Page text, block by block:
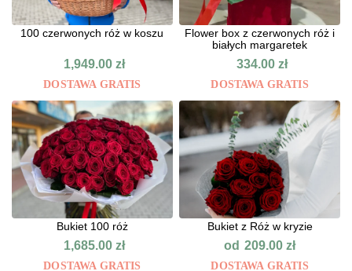
100 czerwonych róż w koszu
1,949.00zł
DOSTAWA GRATIS
Flower box z czerwonych róż i
białych margaretek
334.00zł
DOSTAWA GRATIS
Bukiet 100 róż
1,685.00zł
DOSTAWA GRATIS
Bukiet z Róż w kryzie
od 209.00zł
DOSTAWA GRATIS